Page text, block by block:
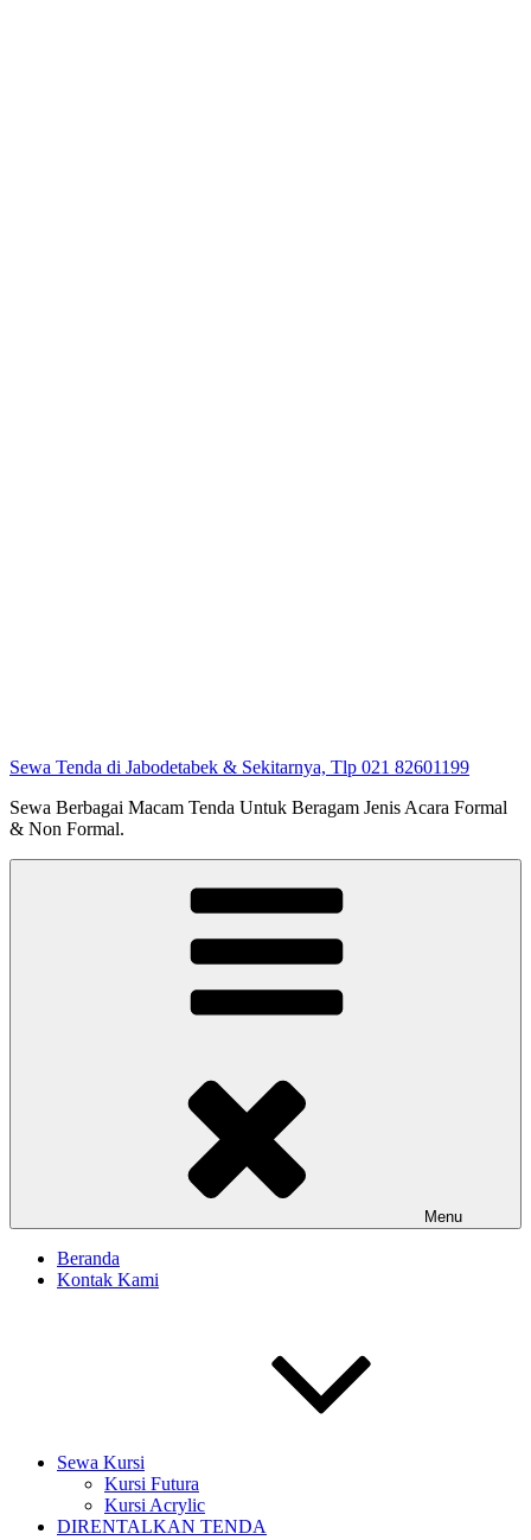
Sewa Tenda di Jabodetabek & Sekitarnya, Tlp 021 82601199
Sewa Berbagai Macam Tenda Untuk Beragam Jenis Acara Formal
& Non Formal.
Menu
Beranda
Kontak Kami
Sewa Kursi
Kursi Futura
Kursi Acrylic
DIRENTALKAN TENDA